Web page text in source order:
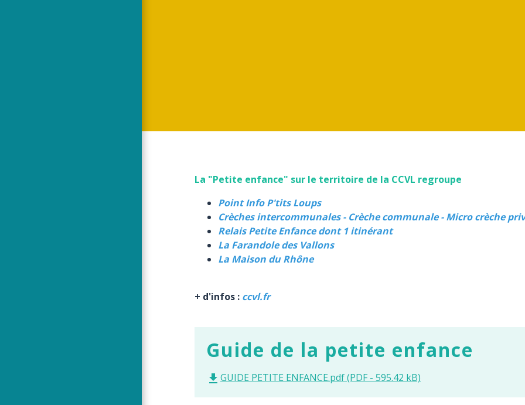
La "Petite enfance" sur le territoire de la CCVL regroupe
Point Info P'tits Loups
Crèches intercommunales - Crèche communale - Micro crèche
Relais Petite Enfance dont 1 itinérant
La Farandole des Vallons
La Maison du Rhône
+ d'infos : ccvl.fr
Guide de la petite enfance
file_download GUIDE PETITE ENFANCE.pdf (PDF - 595.42 kB)